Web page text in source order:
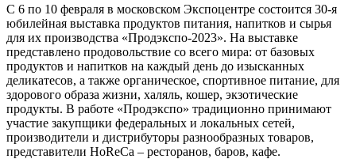
С 6 по 10 февраля в московском Экспоцентре состоится 30-я
юбилейная выставка продуктов питания, напитков и сырья
для их производства «Продэкспо-2023». На выставке
представлено продовольствие со всего мира: от базовых
продуктов и напитков на каждый день до изысканных
деликатесов, а также органическое, спортивное питание, для
здорового образа жизни, халяль, кошер, экзотические
продукты. В работе «Продэкспо» традиционно принимают
участие закупщики федеральных и локальных сетей,
производители и дистрибуторы разнообразных товаров,
представители HoReCa – ресторанов, баров, кафе.